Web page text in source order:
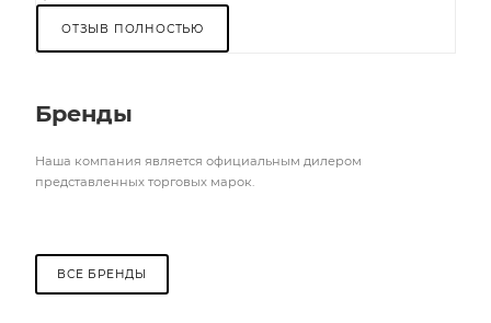
ОТЗЫВ ПОЛНОСТЬЮ
Бренды
Наша компания является официальным дилером
представленных торговых марок.
ВСЕ БРЕНДЫ